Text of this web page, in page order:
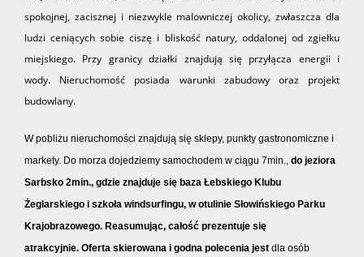
spokojnej, zacisznej i niezwykle malowniczej okolicy, zwłaszcza dla
ludzi ceniących sobie ciszę i bliskość natury, oddalonej od zgiełku
miejskiego. Przy granicy działki znajdują się przyłącza energii i
wody. Nieruchomość posiada warunki zabudowy oraz projekt
budowlany.
W pobliżu nieruchomości znajdują się sklepy, punkty gastronomiczne i
markety. Do morza dojedziemy samochodem w ciągu 7min., do jeziora
Sarbsko 2min., gdzie znajduje się baza Łebskiego Klubu
Żeglarskiego i szkoła windsurfingu, w otulinie Słowińskiego Parku
Krajobrazowego. Reasumując, całość prezentuje się
atrakcyjnie. Oferta skierowana i godna polecenia jest dla osób